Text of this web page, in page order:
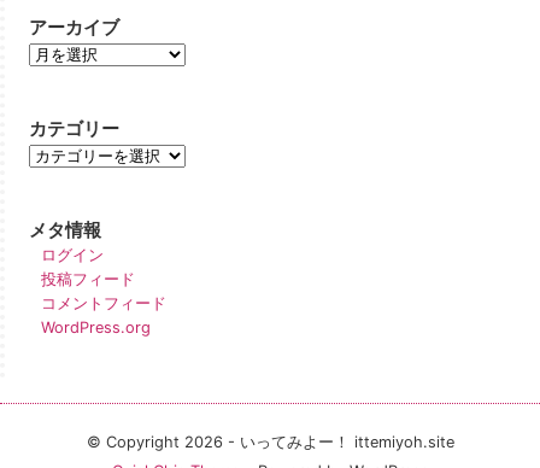
アーカイブ
カテゴリー
メタ情報
ログイン
投稿フィード
コメントフィード
WordPress.org
© Copyright 2026 - いってみよー！ ittemiyoh.site